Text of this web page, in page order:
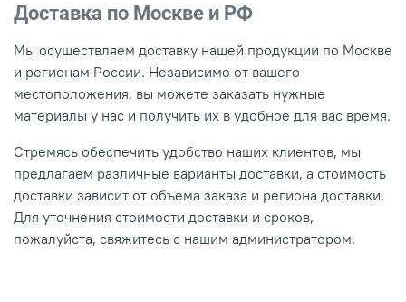
Доставка по Москве и РФ
Мы осуществляем доставку нашей продукции по Москве
и регионам России. Независимо от вашего
местоположения, вы можете заказать нужные
материалы у нас и получить их в удобное для вас время.
Стремясь обеспечить удобство наших клиентов, мы
предлагаем различные варианты доставки, а стоимость
доставки зависит от объема заказа и региона доставки.
Для уточнения стоимости доставки и сроков,
пожалуйста, свяжитесь с нашим администратором.